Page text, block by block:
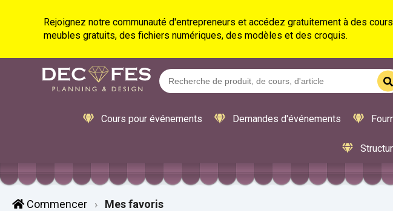
Rejoignez notre communauté d'entrepreneurs et accédez gratuitement à des
meubles gratuits, des fichiers numériques, des modèles et des croquis.
Cours pour événements Demandes d'événements
Commencer Mes favoris